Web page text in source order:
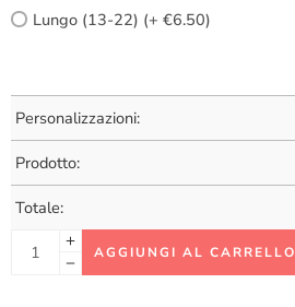
Lungo (13-22) (+ €6.50)
Personalizzazioni:
Prodotto:
Totale:
AGGIUNGI AL CARRELLO